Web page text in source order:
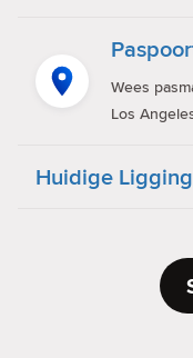
Wees
Los
Huidige Ligging